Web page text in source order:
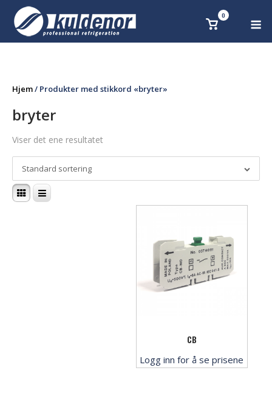
content
Se 0
Hjem/ Produkter med stikkord «bryter»
bryter
Viser det ene resultatet
Standard sortering
CB
Logg inn for å se prisene